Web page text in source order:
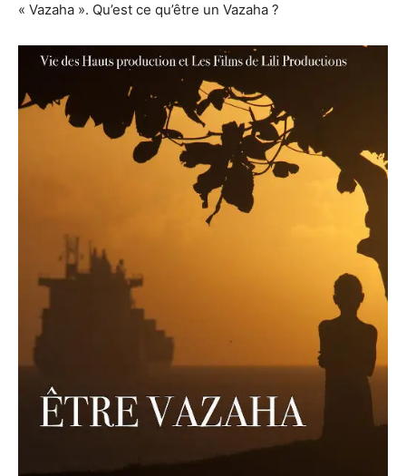
« Vazaha ». Qu’est ce qu’être un Vazaha ?